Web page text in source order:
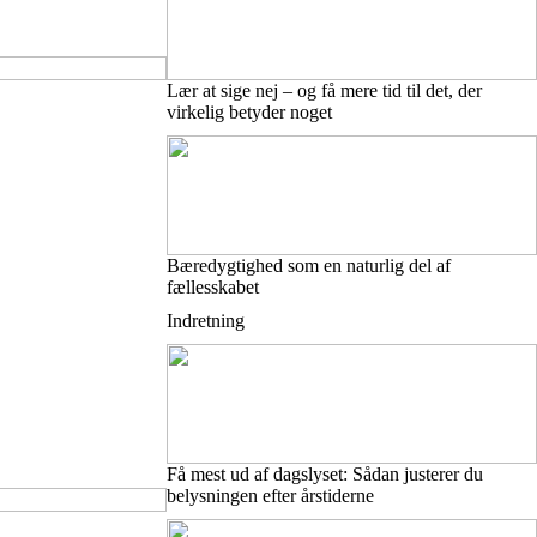
Lær at sige nej – og få mere tid til det, der
virkelig betyder noget
Bæredygtighed som en naturlig del af
fællesskabet
Indretning
Få mest ud af dagslyset: Sådan justerer du
belysningen efter årstiderne